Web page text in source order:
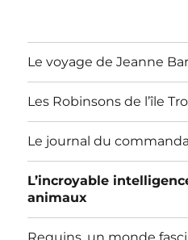
Le voyage de Jeanne
Les Robinsons de l’île
Le journal du
L’incroyable
animaux